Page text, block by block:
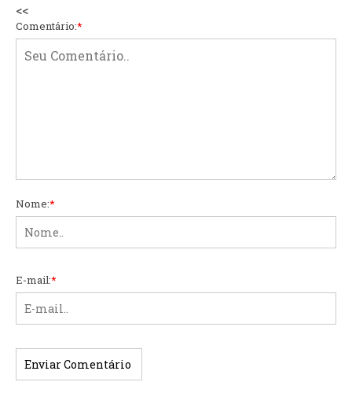
<<
Comentário:*
Nome:*
E-mail:*